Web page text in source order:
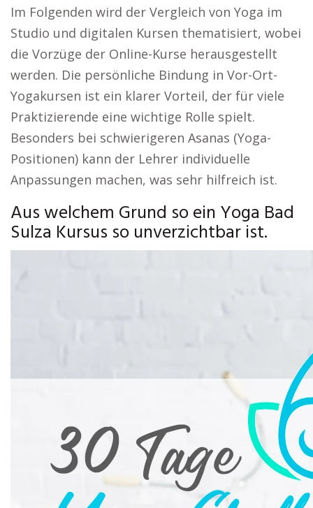
Im Folgenden wird der Vergleich von Yoga im
Studio und digitalen Kursen thematisiert, wobei
die Vorzüge der Online-Kurse herausgestellt
werden. Die persönliche Bindung in Vor-Ort-
Yogakursen ist ein klarer Vorteil, der für viele
Praktizierende eine wichtige Rolle spielt.
Besonders bei schwierigeren Asanas (Yoga-
Positionen) kann der Lehrer individuelle
Anpassungen machen, was sehr hilfreich ist.
Aus welchem Grund so ein Yoga Bad
Sulza Kursus so unverzichtbar ist.